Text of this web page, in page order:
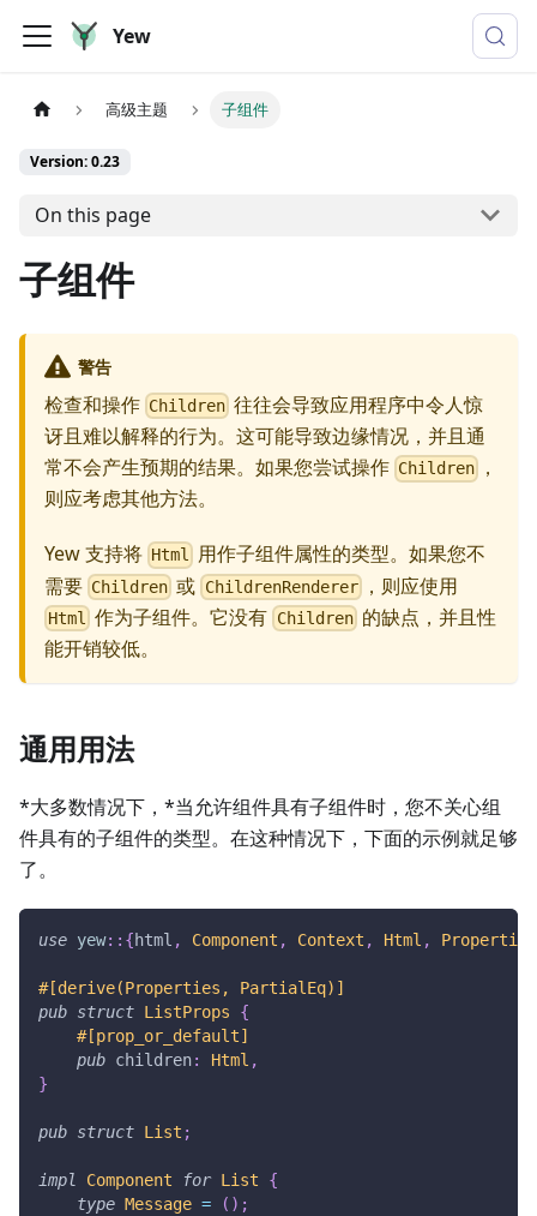
Yew
高级主题 子组件
Version: 0.23
On this page
子组件
警告
检查和操作 Children 往往会导致应用程序中令人惊
讶且难以解释的行为。这可能导致边缘情况，并且通
常不会产生预期的结果。如果您尝试操作 Children
，
则应考虑其他方法。
Yew 支持将 Html 用作子组件属性的类型。如果您不
需要 Children 或 ChildrenRenderer，则应使用
Html 作为子组件。它没有 Children的缺点，并且性
能开销较低。
通用用法
*大多数情况下，*当允许组件具有子组件时，您不关心组
件具有的子组件的类型。在这种情况下，下面的示例就足够
了。
use yew:: {html , Component , Context , Html , Properties
#[derive(Properties, PartialEq)]
pub struct ListProps
{
#[prop_or_default]
pub children: Html ,
}
pub struct List ;
impl Component for List
{
type Message = ( ) ;